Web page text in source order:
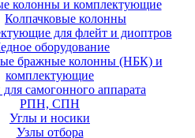
колонны и комплектующие
Колпачковые колонны
для флейт и диоптров
оборудование
бражные колонны (НБК) и
комплектующие
самогонного аппарата
РПН, СПН
Углы и носики
Узлы отбора